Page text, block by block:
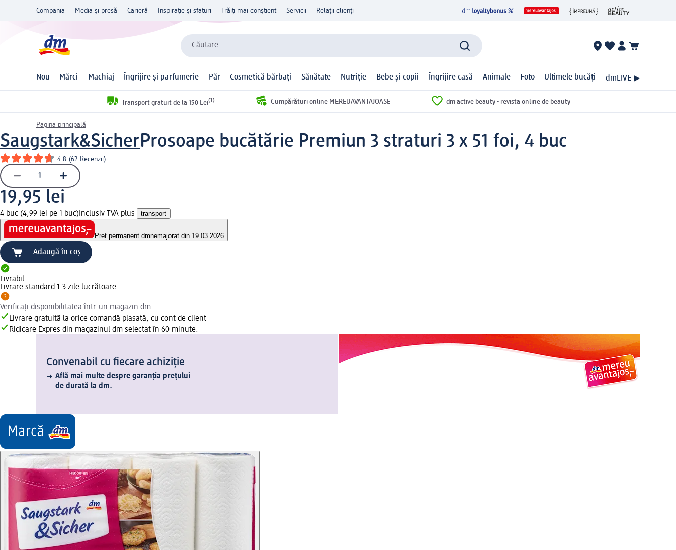
Compania Media și presă Carieră Inspirație și sfaturi Trăiți mai conștient Servicii Relații clienți
Căutare
Nou Mărci Machiaj Îngrijire și parfumerie Păr Cosmetică bărbați Sănătate Nutriție Bebe și copii Îngrijire casă Animale Foto Ultimele bucăți dmLIVE ▶
Transport gratuit de la 150 Lei(1) Cumpărături online MEREUAVANTAJOASE dm active beauty - revista online de beauty
Pagina principală
Saugstark&SicherProsoape bucătărie Premiun 3 straturi 3 x 51 foi, 4 buc
4.8 (62 Recenzii)
19,95 lei
4 buc (4,99 lei pe 1 buc) Inclusiv TVA plus transport
Preț permanent dmnemajorat din 19.03.2026
Adaugă în coș
Livrabil
Livrare standard 1-3 zile lucrătoare
Verificați disponibilitatea într-un magazin dm
Livrare gratuită la orice comandă plasată, cu cont de client
Ridicare Expres din magazinul dm selectat în 60 minute.
Convenabil cu fiecare achiziție
Află mai multe despre garanția prețului
de durată la dm.